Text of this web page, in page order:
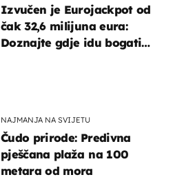
Izvučen je Eurojackpot od
čak 32,6 milijuna eura:
Doznajte gdje idu bogati
NAJMANJA NA SVIJETU
Čudo prirode: Predivna
pješčana plaža na 100
metara od mora